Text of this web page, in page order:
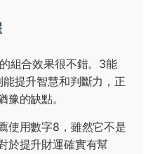
組合效果很不錯。3能
提升智慧和判斷力，正
的缺點。
使用數字8，雖然它不是
於提升財運確實有幫